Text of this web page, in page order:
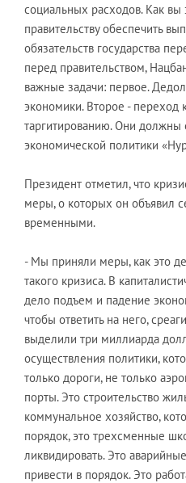
социальных расходов. Как вы
правительству обеспечить
обязательств государства
перед правительством,
важные задачи: первое.
экономики. Второе - переход
таргитированию. Они должны
экономической политики
Президент отметил, что
меры, о которых он объявил
временными.
- Мы приняли меры, как это
такого кризиса. В
дело подъем и падение
чтобы ответить на него,
выделили три миллиарда
осуществления политики,
только дороги, не только
порты. Это строительство
коммунальное хозяйство,
порядок, это трехсменные
ликвидировать. Это
привести в порядок. Это